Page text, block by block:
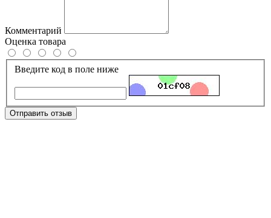
Комментарий
Оценка товара
Введите код в поле ниже
Отправить отзыв